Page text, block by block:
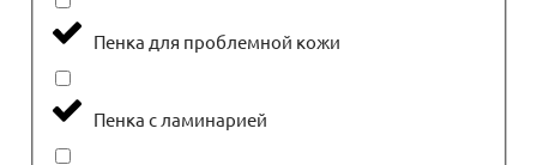
Пенка для проблемной кожи
Пенка с ламинарией